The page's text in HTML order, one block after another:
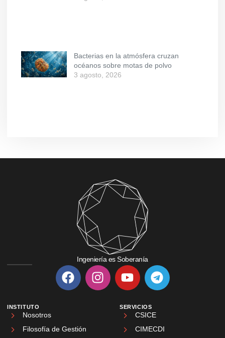
Bacterias en la atmósfera cruzan
océanos sobre motas de polvo
3 agosto, 2026
Ingeniería es Soberanía
INSTITUTO
Nosotros
Filosofía de Gestión
SERVICIOS
CSICE
CIMECDI